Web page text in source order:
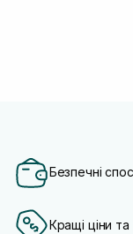
Безпечні
Кращі ціни